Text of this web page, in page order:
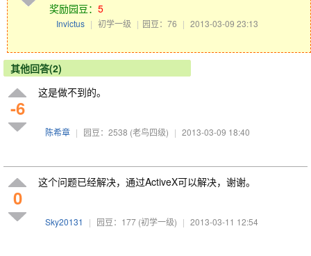
奖励园豆： 5
Invictus | 初学一级 | 园豆：76 | 2013-03-09 23:13
其他回答(2)
-6
这是做不到的。
陈希章 | 园豆：2538 (老鸟四级) | 2013-03-09 18:40
0
这个问题已经解决，通过ActiveX可以解决，谢谢。
Sky20131 | 园豆：177 (初学一级) | 2013-03-11 12:54